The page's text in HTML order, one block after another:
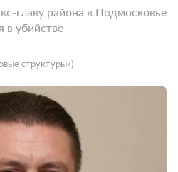
главу района в Подмосковье
в убийстве
структуры»)